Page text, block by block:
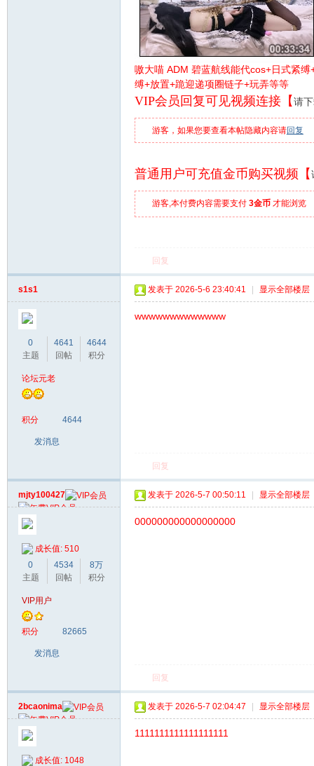
嗷大喵 ADM 碧蓝航线能代cos+日式紧
缚+放置+跪迎递项圈链子+玩弄等等
VIP会员回复可见视频连接【请
游客，如果您要查看本帖隐藏内容请回复
普通用户可充值金币购买视频【
游客,本付费内容需要支付 3金币才能浏览
回复
s1s1
0
主题
4641
回帖
4644
积分
论坛元老
积分 4644
发消息
发表于 2026-5-6 23:40:41 显示全部楼层
wwwwwwwwwwwww
回复
mjty100427
成长值: 510
0
主题
4534
回帖
8万
积分
VIP用户
积分 82665
发消息
发表于 2026-5-7 00:50:11 显示全部楼层
000000000000000000
回复
2bcaonima
成长值: 1048
发表于 2026-5-7 02:04:47 显示全部楼层
1111111111111111111